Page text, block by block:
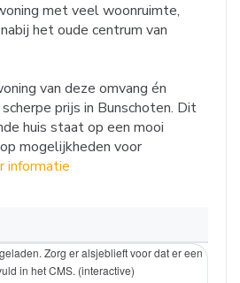
met veel woonruimte,
het oude centrum van
van deze omvang én
prijs in Bunschoten. Dit
huis staat op een mooi
mogelijkheden voor
informatie
Zorg er alsjeblieft voor dat er een
in het CMS. (interactive)